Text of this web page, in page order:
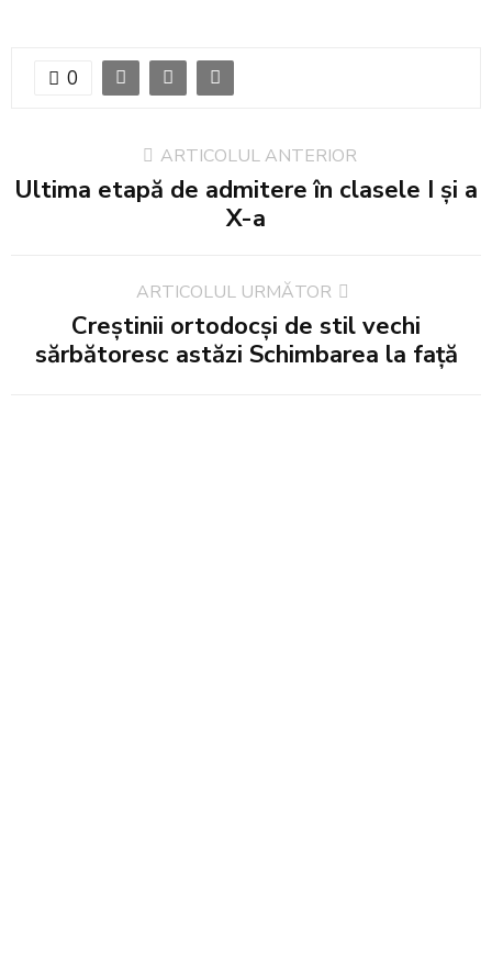
0
ARTICOLUL ANTERIOR
Ultima etapă de admitere în clasele I și a
X-a
ARTICOLUL URMĂTOR
Creștinii ortodocși de stil vechi
sărbătoresc astăzi Schimbarea la față